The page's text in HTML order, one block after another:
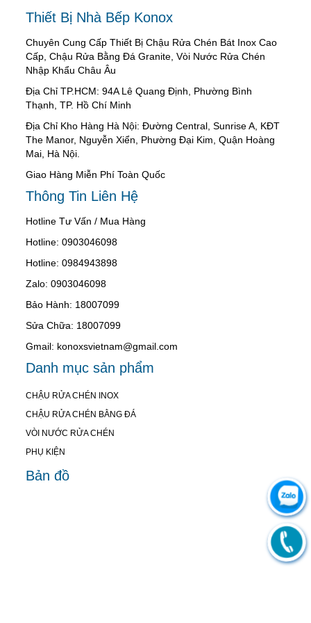
Thiết Bị Nhà Bếp Konox
Chuyên Cung Cấp Thiết Bị Chậu Rửa Chén Bát Inox Cao
Cấp, Chậu Rửa Bằng Đá Granite, Vòi Nước Rửa Chén
Nhập Khẩu Châu Âu
Địa Chỉ TP.HCM: 94A Lê Quang Định, Phường Bình
Thạnh, TP. Hồ Chí Minh
Địa Chỉ Kho Hàng Hà Nội: Đường Central, Sunrise A, KĐT
The Manor, Nguyễn Xiển, Phường Đại Kim, Quận Hoàng
Mai, Hà Nội.
Giao Hàng Miễn Phí Toàn Quốc
Thông Tin Liên Hệ
Hotline Tư Vấn / Mua Hàng
Hotline: 0903046098
Hotline: 0984943898
Zalo: 0903046098
Bảo Hành: 18007099
Sửa Chữa: 18007099
Gmail: konoxsvietnam@gmail.com
Danh mục sản phẩm
CHẬU RỬA CHÉN INOX
CHẬU RỬA CHÉN BẰNG ĐÁ
VÒI NƯỚC RỬA CHÉN
PHỤ KIỆN
Bản đồ